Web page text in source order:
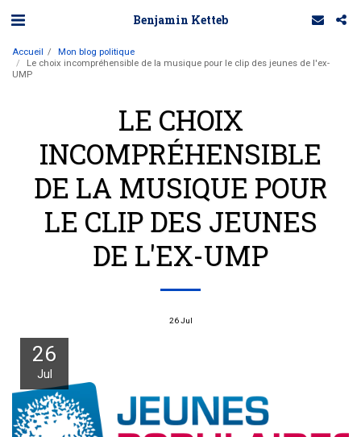
Benjamin Ketteb
Accueil
Mon blog politique
Le choix incompréhensible de la musique pour le clip des jeunes de l'ex-
UMP
LE CHOIX
INCOMPRÉHENSIBLE
DE LA MUSIQUE POUR
LE CLIP DES JEUNES
DE L'EX-UMP
26Jul
26
Jul